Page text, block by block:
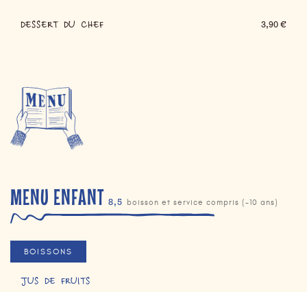
DESSERT DU CHEF 3,90 €
MENU ENFANT 8,5 boisson et service compris (-10 ans)
BOISSONS
JUS DE FRUITS